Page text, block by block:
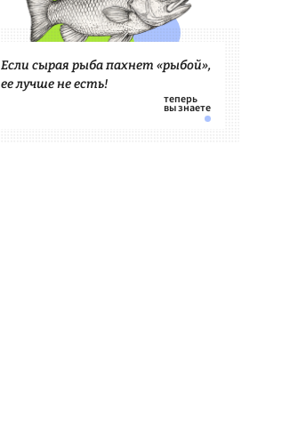
Если сырая рыба пахнет «рыбой»,
ее лучше не есть!